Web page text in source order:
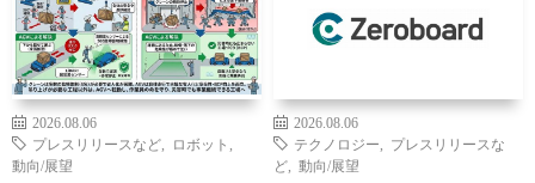
2026.08.06
プレスリリースなど
ロボット
動向/展望
2026.08.06
テクノロジー
プレスリリースな
ど
動向/展望